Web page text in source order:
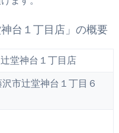
神台１丁目店」の概要
堂神台１丁目店
市辻堂神台１丁目６